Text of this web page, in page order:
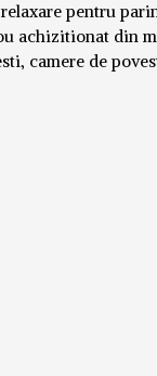
relaxare pentru
achizitionat din
camere de